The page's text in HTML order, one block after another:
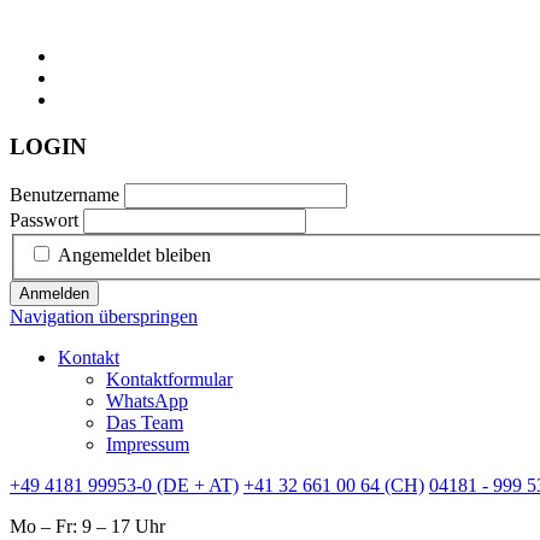
LOGIN
Benutzername
Passwort
Angemeldet bleiben
Anmelden
Navigation überspringen
Kontakt
Kontaktformular
WhatsApp
Das Team
Impressum
+49 4181 99953-0 (DE + AT) +41 32 661 00 64 (CH) 04181 - 999
Mo – Fr: 9 – 17 Uhr